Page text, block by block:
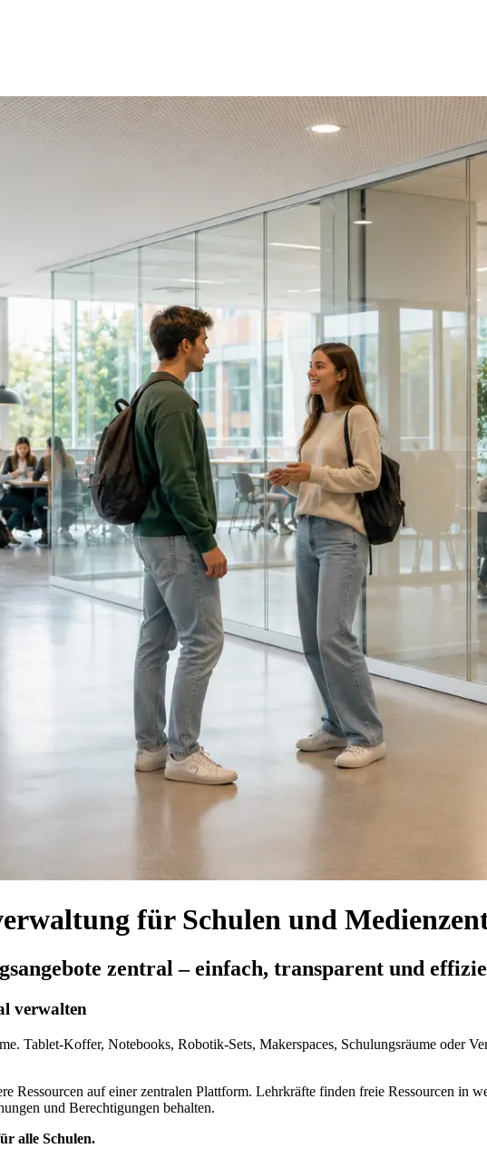
für Schulen und
zentral – einfach, transparent und
verwalten
Tablet-Koffer, Notebooks, Robotik-Sets, Makerspaces, Schulungsräume oder
Ressourcen auf einer zentralen Plattform. Lehrkräfte finden freie Ressourcen in
und Berechtigungen behalten.
alle Schulen.